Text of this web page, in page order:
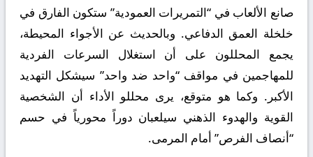
صانع الألعاب في “التمريرات العمودية” ستكون الفارق في
خلخلة العمق الدفاعي. وبالحديث عن الأجواء المحيطة،
يجمع المحللون على أن استغلال السرعات الفردية
للمهاجمين في مواقف “واحد ضد واحد” سيشكل التهديد
الأكبر. وكما هو متوقع، يرى محللو الأداء أن الشخصية
القوية والهدوء الذهني سيلعبان دوراً محورياً في حسم
“أنصاف الفرص” أمام المرمى.